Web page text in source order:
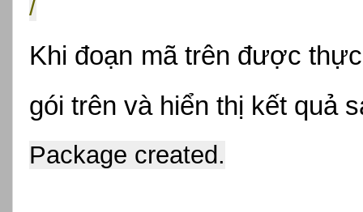
/
Khi đoạn mã trên được
gói trên và hiển thị kết quả
Package created.